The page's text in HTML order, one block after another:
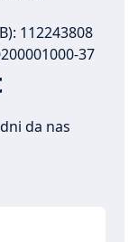
112243808
37
da nas